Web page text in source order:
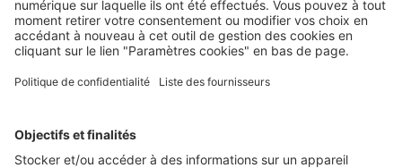
Image
Dossiers
Pourquoi (et comment) intégrer
plus de végétalisation dans vos